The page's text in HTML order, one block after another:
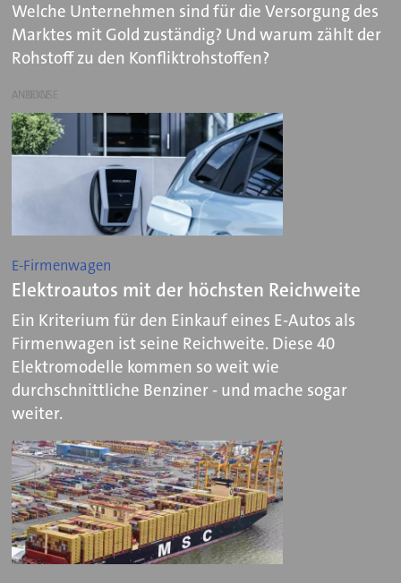
Welche Unternehmen sind für die Versorgung des
Marktes mit Gold zuständig? Und warum zählt der
Rohstoff zu den Konfliktrohstoffen?
ANZEIGE
E-Firmenwagen
Elektroautos mit der höchsten Reichweite
Ein Kriterium für den Einkauf eines E-Autos als
Firmenwagen ist seine Reichweite. Diese 40
Elektromodelle kommen so weit wie
durchschnittliche Benziner - und mache sogar
weiter.